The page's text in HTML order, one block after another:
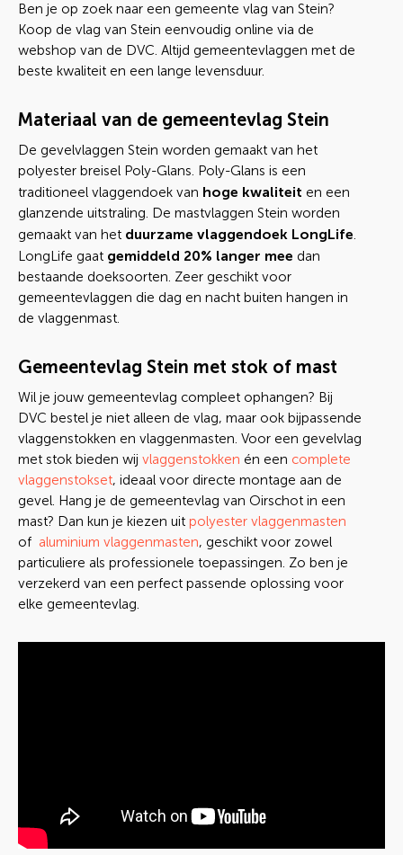
Ben je op zoek naar een gemeente vlag van Stein?
Koop de vlag van Stein eenvoudig online via de
webshop van de DVC. Altijd gemeentevlaggen met de
beste kwaliteit en een lange levensduur.
Materiaal van de gemeentevlag Stein
De gevelvlaggen Stein worden gemaakt van het
polyester breisel Poly-Glans. Poly-Glans is een
traditioneel vlaggendoek van hoge kwaliteit en een
glanzende uitstraling. De mastvlaggen Stein worden
gemaakt van het duurzame vlaggendoek LongLife.
LongLife gaat gemiddeld 20% langer mee dan
bestaande doeksoorten. Zeer geschikt voor
gemeentevlaggen die dag en nacht buiten hangen in
de vlaggenmast.
Gemeentevlag Stein met stok of mast
Wil je jouw gemeentevlag compleet ophangen? Bij
DVC bestel je niet alleen de vlag, maar ook bijpassende
vlaggenstokken en vlaggenmasten. Voor een gevelvlag
met stok bieden wij vlaggenstokken én een complete
vlaggenstokset, ideaal voor directe montage aan de
gevel. Hang je de gemeentevlag van Oirschot in een
mast? Dan kun je kiezen uit polyester vlaggenmasten
of aluminium vlaggenmasten, geschikt voor zowel
particuliere als professionele toepassingen. Zo ben je
verzekerd van een perfect passende oplossing voor
elke gemeentevlag.